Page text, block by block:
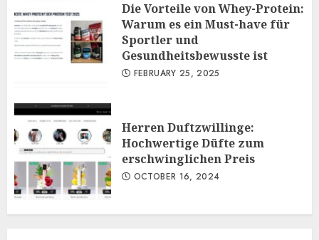
Die Vorteile von Whey-Protein:
Warum es ein Must-have für
Sportler und
Gesundheitsbewusste ist
FEBRUARY 25, 2025
Herren Duftzwillinge:
Hochwertige Düfte zum
erschwinglichen Preis
OCTOBER 16, 2024